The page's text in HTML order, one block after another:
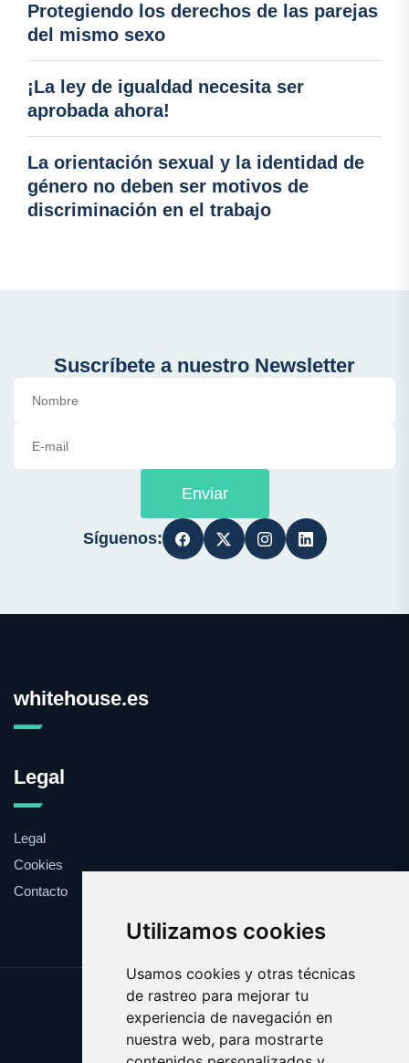
Utilizamos cookies
Usamos cookies y otras técnicas
de rastreo para mejorar tu
experiencia de navegación en
nuestra web, para mostrarte
Protegiendo los derechos de las parejas
del mismo sexo
¡La ley de igualdad necesita ser
aprobada ahora!
La orientación sexual y la identidad de
género no deben ser motivos de
discriminación en el trabajo
Suscríbete a nuestro Newsletter
Enviar
Síguenos:
whitehouse.es
Legal
Legal
Cookies
Contacto
Update cookies preferences
Copyright © 2025 whitehouse.es